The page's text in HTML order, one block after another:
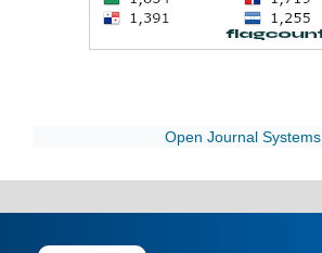
Open Journal Systems